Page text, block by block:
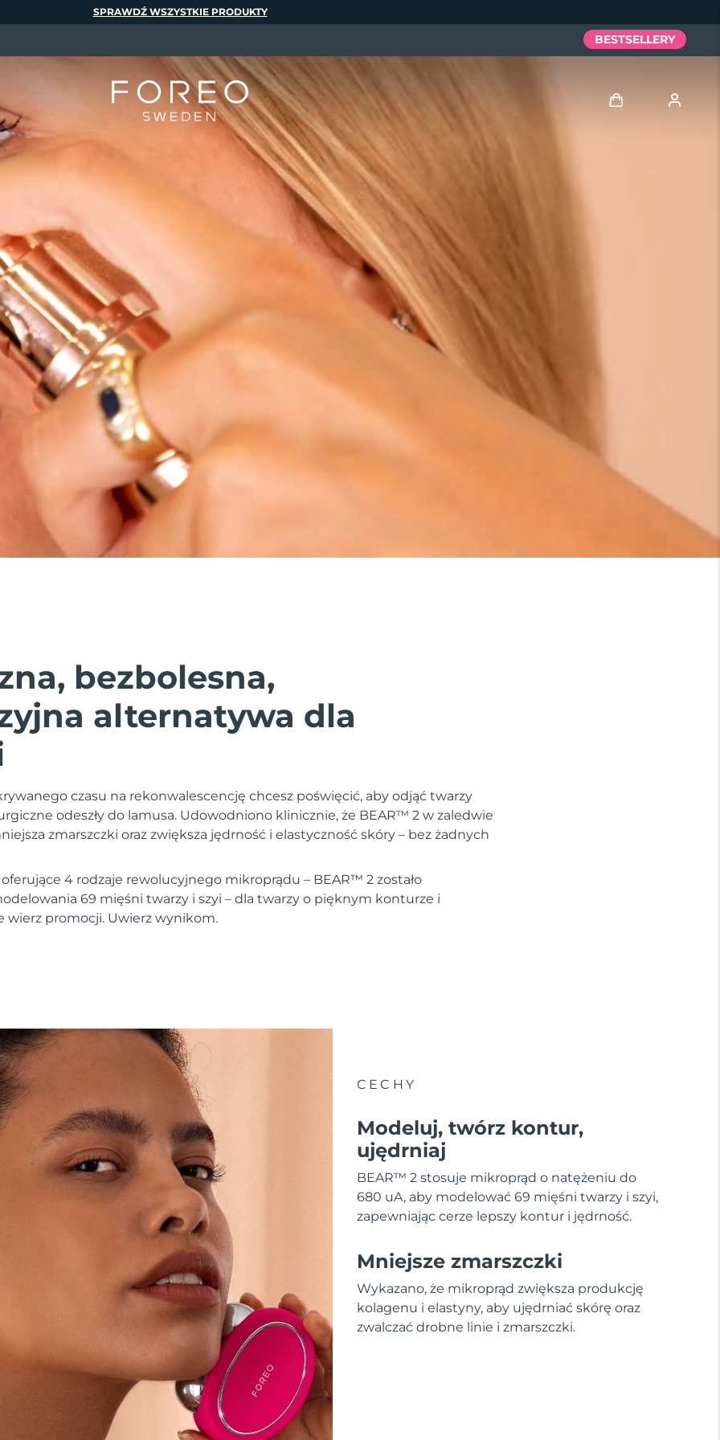
bezbolesna,
alternatywa dla
czasu na rekonwalescencję chcesz poświęcić, aby odjąć twarzy
odeszły do lamusa. Udowodniono klinicznie, że BEAR™ 2 w zaledwie
zmarszczki oraz zwiększa jędrność i elastyczność skóry – bez żadnych
4 rodzaje rewolucyjnego mikroprądu – BEAR™ 2 zostało
69 mięśni twarzy i szyi – dla twarzy o pięknym konturze i
wierz promocji. Uwierz wynikom.
CECHY
Modeluj, twórz kontur,
ujędrniaj
BEAR™ 2 stosuje mikroprąd o natężeniu do
680 uA, aby modelować 69 mięśni twarzy i szyi,
zapewniając cerze lepszy kontur i jędrność.
Mniejsze zmarszczki
Wykazano, że mikroprąd zwiększa produkcję
kolagenu i elastyny, aby ujędrniać skórę oraz
zwalczać drobne linie i zmarszczki.
SPRAWDŹ WSZYSTKIE PRODUKTY
BESTSELLERY